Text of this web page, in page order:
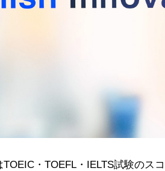
・TOEFL・IELTS試験のス